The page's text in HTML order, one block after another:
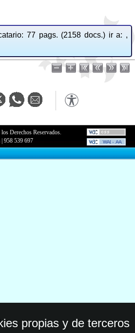
77 pags. (2158 docs.) ir a: ,
Derechos Reservados.
|958 539 697
propias y de terceros